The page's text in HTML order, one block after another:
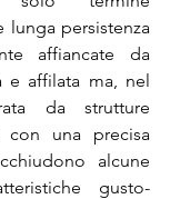
lunga persistenza
affiancate da
e affilata ma, nel
da strutture
con una precisa
alcune
gusto-